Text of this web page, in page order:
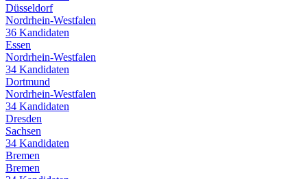
Düsseldorf
Nordrhein-Westfalen
36 Kandidaten
Essen
Nordrhein-Westfalen
34 Kandidaten
Dortmund
Nordrhein-Westfalen
34 Kandidaten
Dresden
Sachsen
34 Kandidaten
Bremen
Bremen